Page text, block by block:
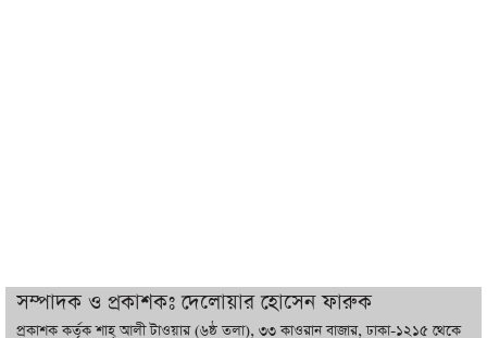
দুবাইয়ে বেনজীরের জামিন বাতিল করতে ল
ফার্ম নিয়োগ করেছে সরকার
সম্পাদক ও প্রকাশকঃ দেলোয়ার হোসেন ফারুক
প্রকাশক কর্তৃক শাহ্ আলী টাওয়ার (৬ষ্ঠ তলা), ৩৩ কাওরান বাজার, ঢাকা-১২১৫ থেকে